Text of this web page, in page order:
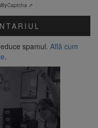
Captcha ⇗
spamul. Află cum
.